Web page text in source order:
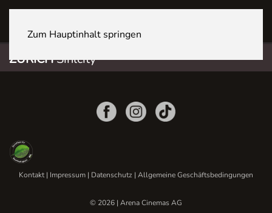
Zum Hauptinhalt springen
ZÜRICHSihlcity
Kontakt| Impressum | Datenschutz | Allgemeine Geschäftsbedingungen
© 2026 | Arena Cinemas AG